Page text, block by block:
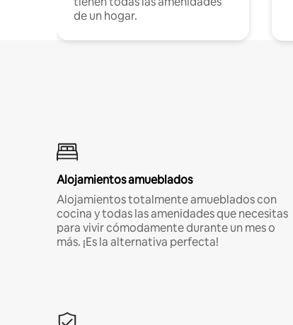
de un hogar.
Alojamientos amueblados
Alojamientos totalmente amueblados con
cocina y todas las amenidades que necesitas
para vivir cómodamente durante un mes o
más. ¡Es la alternativa perfecta!